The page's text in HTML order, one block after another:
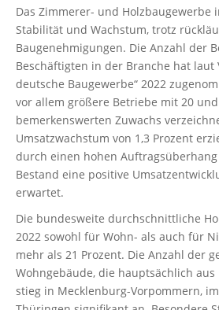
Das Zimmerer- und Holzbaugewerbe
Stabilität und Wachstum, trotz
Baugenehmigungen. Die Anzahl der
Beschäftigten in der Branche hat laut
deutsche Baugewerbe“ 2022
vor allem größere Betriebe mit 20
bemerkenswerten Zuwachs
Umsatzwachstum von 1,3 Prozent
durch einen hohen
Bestand eine positive
erwartet.
Die bundesweite durchschnittliche
2022 sowohl für Wohn- als auch für
mehr als 21 Prozent. Die Anzahl der
Wohngebäude, die hauptsächlich
stieg in Mecklenburg-Vorpommern,